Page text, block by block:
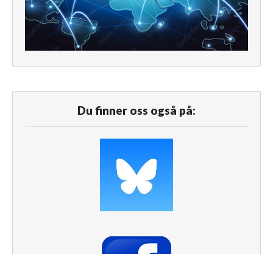
Du finner oss også på: